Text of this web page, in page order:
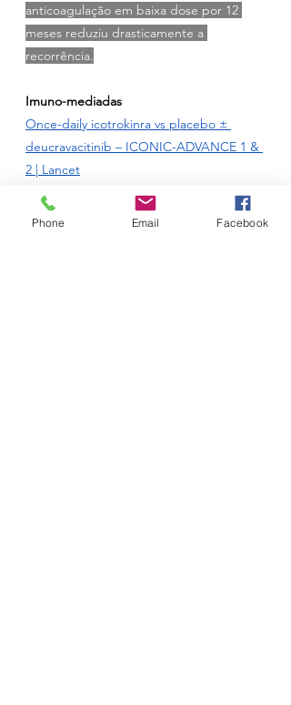
anticoagulação em baixa dose por 12
meses reduziu drasticamente a
recorrência.
Imuno-mediadas
Once-daily icotrokinra vs placebo ±
deucravacitinib – ICONIC-ADVANCE 1 &
2 | Lancet
n = 774 & 731 doentes; fase 3
duplamente-oculto; 149 + 114 centros;
Phone Email Facebook